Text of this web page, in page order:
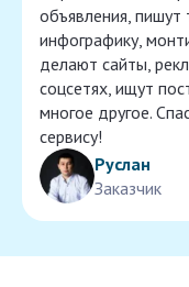
объявления, пишут
инфографику,
делают сайты,
соцсетях, ищут
многое другое.
сервису!
Руслан
Заказчик